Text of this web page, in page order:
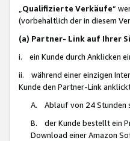
Qualifizierte Verkäufe“
(vorbehaltlich der in diesem
(a) Partner- Link auf Ihrer
i. ein Kunde durch Anklicken
ii. während einer einzigen
Kunde den Partner-Link
A. Ablauf von 24 Stunden
B. der Kunde bestellt ein
Download einer Amazon